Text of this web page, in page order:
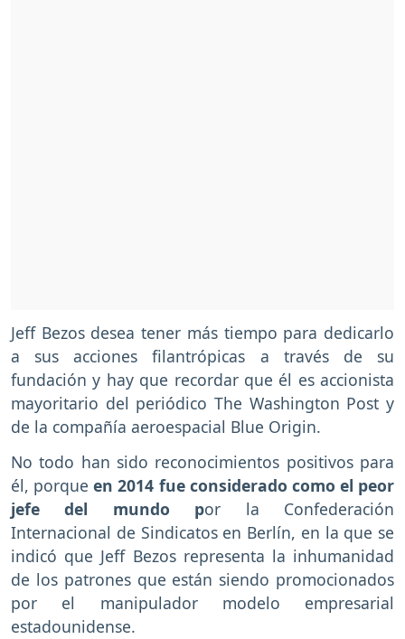
Jeff Bezos desea tener más tiempo para dedicarlo
a sus acciones filantrópicas a través de su
fundación y hay que recordar que él es accionista
mayoritario del periódico The Washington Post y
de la compañía aeroespacial Blue Origin.
No todo han sido reconocimientos positivos para
él, porque en 2014 fue considerado como el peor
jefe del mundo por la Confederación
Internacional de Sindicatos en Berlín, en la que se
indicó que Jeff Bezos representa la inhumanidad
de los patrones que están siendo promocionados
por el manipulador modelo empresarial
estadounidense.